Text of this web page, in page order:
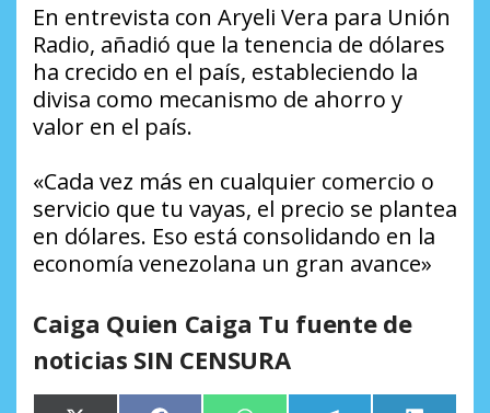
En entrevista con Aryeli Vera para Unión
Radio, añadió que la tenencia de dólares
ha crecido en el país, estableciendo la
divisa como mecanismo de ahorro y
valor en el país.
«Cada vez más en cualquier comercio o
servicio que tu vayas, el precio se plantea
en dólares. Eso está consolidando en la
economía venezolana un gran avance»
Caiga Quien Caiga Tu fuente de
noticias SIN CENSURA